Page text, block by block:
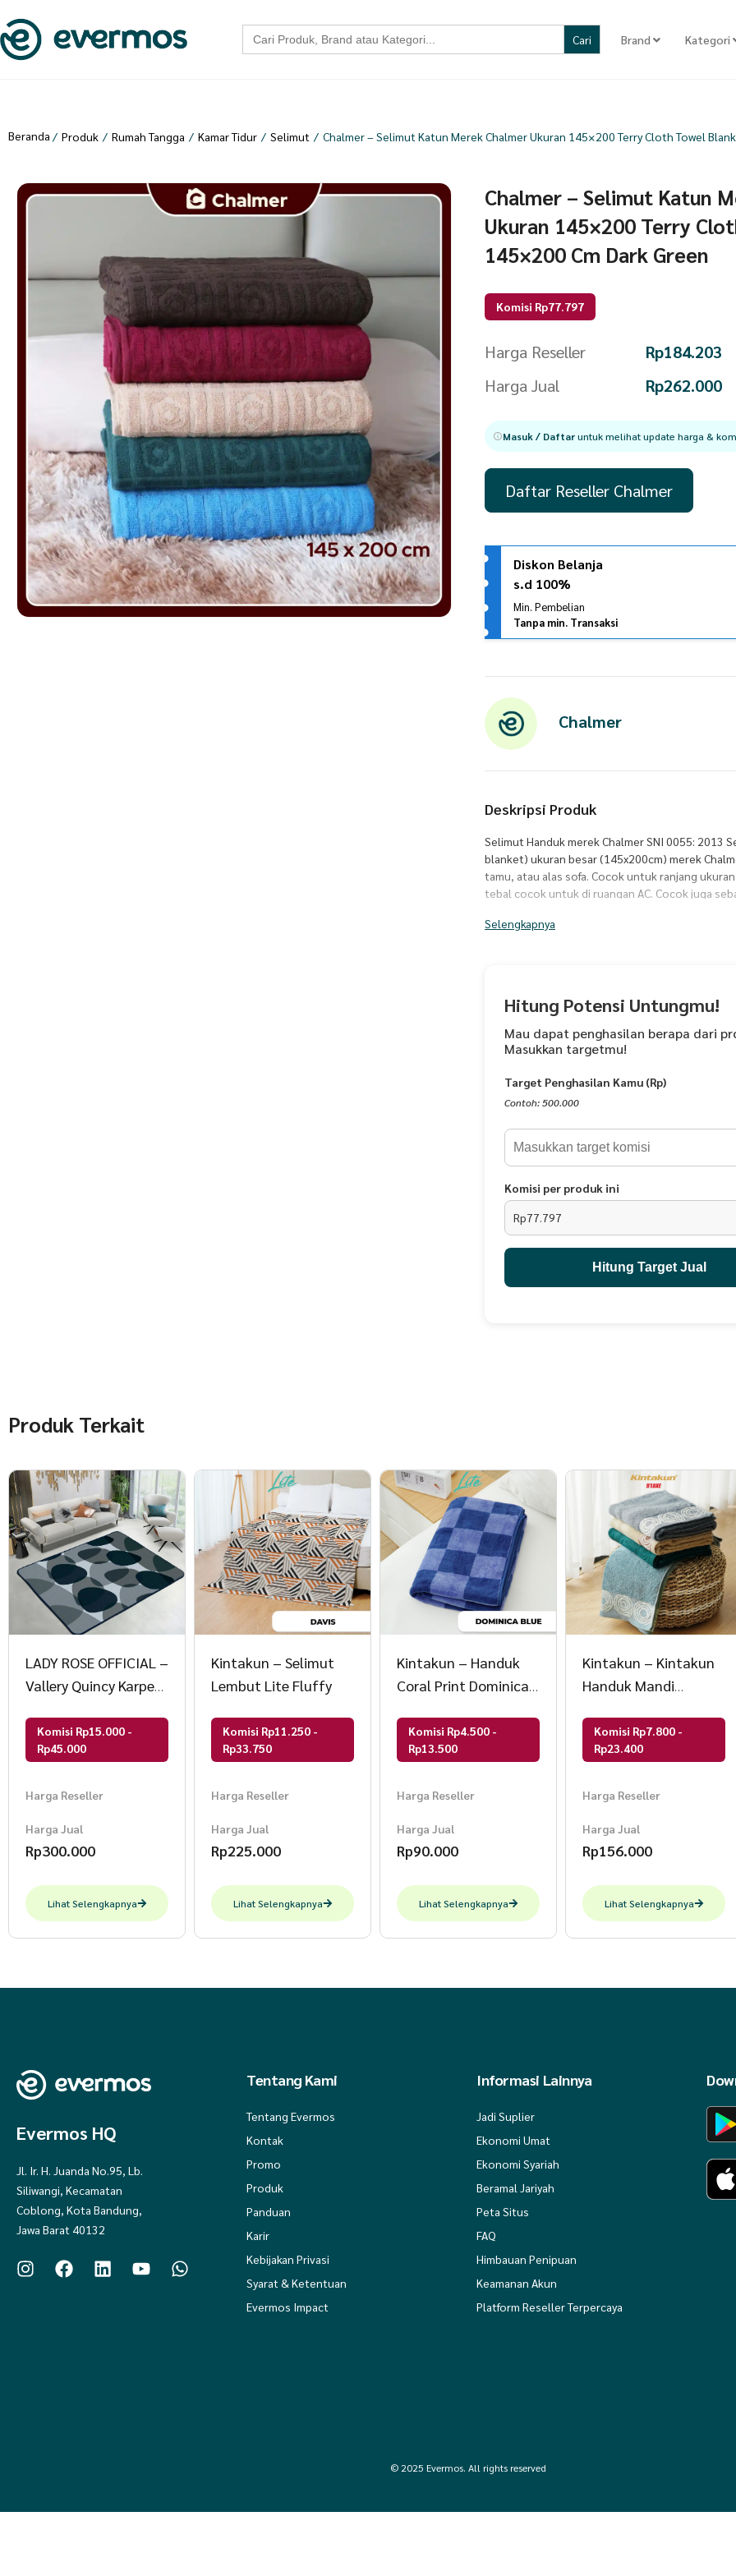
Search
for: Brand Kategori
Beranda / Produk / Rumah Tangga / Kamar Tidur / Selimut / Chalmer – Selimut Katun Merek Chalmer Ukuran 145×200 Terry Cloth Towel
Chalmer – Selimut Katun
Ukuran 145×200 Terry
145×200 Cm Dark Green
Komisi Rp77.797
Harga Reseller Rp184.203
Harga Jual
Rp262.000
Masuk / Daftaruntuk melihat update harga &
Daftar Reseller Chalmer
Diskon Belanja
s.d 100%
Min. Pembelian
Tanpa min. Transaksi
Chalmer
Deskripsi Produk
Selimut Handuk merek Chalmer SNI 0055: 2013
blanket) ukuran besar (145x200cm) merek
tamu, atau alas sofa. Cocok untuk ranjang
tebal cocok untuk di ruangan AC. Cocok juga
Bahan campuran katun, sehingga lembut dan
dengan mesin atau tangan, keringkan dengan
disetrika, jangan menggunakan pemutih Catatan:
penyerapan yang optimal setelah pencucian
serat yang rontok pada pencucian pertama
pencucian. * Pemakaian produk pelembut
aslinya, perselisihan warna bisa terjadi karena
hp/monitor dan batch pencelupan warna. *
cacat atau produk/warna yang salah dikirim.
dikembalikan ke penjual dengan kondisi pada
label, etc)
Selengkapnya
Hitung Potensi Untungmu!
Mau dapat penghasilan berapa dari
Masukkan targetmu!
Target Penghasilan Kamu (Rp)
Contoh: 500.000
Komisi per produk ini
Rp77.797
Hitung Target Jual
Produk Terkait
LADY ROSE OFFICIAL –
Vallery Quincy Karpet
Komisi Rp15.000 -
Rp45.000
Harga Reseller
Harga Jual
Rp300.000
Lihat Selengkapnya
Kintakun – Selimut
Lembut Lite Fluffy
Komisi Rp11.250 -
Rp33.750
Harga Reseller
Harga Jual
Rp225.000
Lihat Selengkapnya
Kintakun – Handuk
Coral Print Dominica
Komisi Rp4.500 -
Rp13.500
Harga Reseller
Harga Jual
Rp90.000
Lihat Selengkapnya
Kintakun – Kintakun
Handuk Mandi
Towel Sari DLUXE
Komisi Rp7.800 -
Rp23.400
Harga Reseller
Harga Jual
Rp156.000
Lihat Selengkapnya
Evermos HQ
Jl. Ir. H. Juanda No.95, Lb.
Siliwangi, Kecamatan
Coblong, Kota Bandung,
Jawa Barat 40132
Tentang Kami
Tentang Evermos
Kontak
Promo
Produk
Panduan
Karir
Kebijakan Privasi
Syarat & Ketentuan
Evermos Impact
Informasi Lainnya
Jadi Suplier
Ekonomi Umat
Ekonomi Syariah
Beramal Jariyah
Peta Situs
FAQ
Himbauan Penipuan
Keamanan Akun
Platform Reseller Terpercaya
© 2025 Evermos. All rights reserved